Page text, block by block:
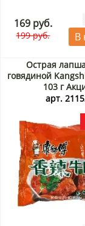
169 руб.
199 руб. В
Острая
говядиной
103 г
арт.